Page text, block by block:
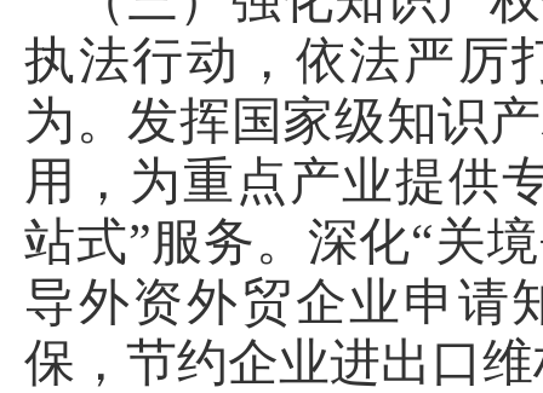
执法行动，依法严厉
为。发挥国家级知识
用，为重点产业提供
站式”服务。深化“关
导外资外贸企业申请
保，节约企业进出口